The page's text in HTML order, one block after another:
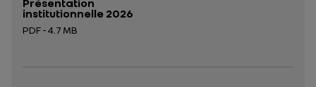
Présentation
institutionnelle 2026
PDF - 4.7 MB